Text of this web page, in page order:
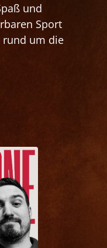
und
Sport
um die